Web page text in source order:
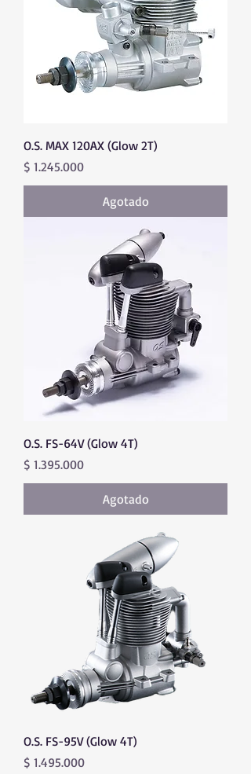
O.S. MAX 120AX (Glow 2T)
Precio
$ 1.245.000
Agotado
O.S. FS-64V (Glow 4T)
Precio
$ 1.395.000
Agotado
O.S. FS-95V (Glow 4T)
Precio
$ 1.495.000